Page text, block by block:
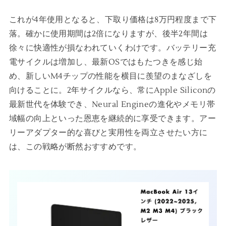
これが4年使用となると、下取り価格は8万円程度まで下
落。確かに使用期間は2倍になりますが、後半2年間は
徐々に快適性が損なわれていくわけです。バッテリー充
電サイクルは増加し、最新OSではもたつきを感じ始
め、新しいM4チップの性能を横目に羨望のまなざしを
向けることに。2年サイクルなら、常にApple Siliconの
最新世代を体験でき、Neural Engineの進化やメモリ帯
域幅の向上といった恩恵を継続的に享受できます。アー
リーアダプター的な喜びと実用性を両立させたい方に
は、この戦略が断然おすすめです。